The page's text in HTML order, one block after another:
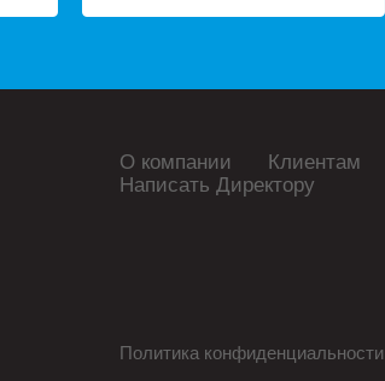
О компании Клиентам
Написать Директору
Политика конфиденциальности